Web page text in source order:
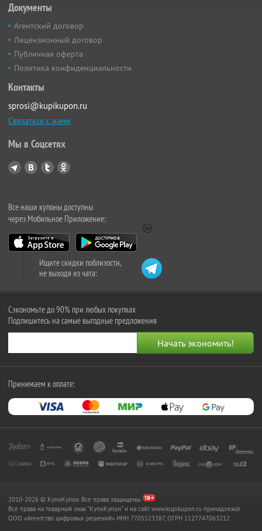
Документы
Агентский договор
Лицензионный договор
Публичная оферта
Политика конфиденциальности
Контакты
sprosi@kupikupon.ru
Связаться с нами
Мы в Соцсетях
Все наши купоны доступны
через Мобильное Приложение:
Ищите скидки поблизости,
не выходя из чата:
Сэкономьте до 90% при любых покупках
Подпишитесь на самые выгодные предложения
Принимаем к оплате:
2010-2026 © КупиКупон. Все права защищены.
Все права на товарный знак "КупиКупон" и на сайт www.kupikupon.ru принадлежат
OOO «Агентство цифровых решений» ИНН 7705523387, ОГРН 1127747063212